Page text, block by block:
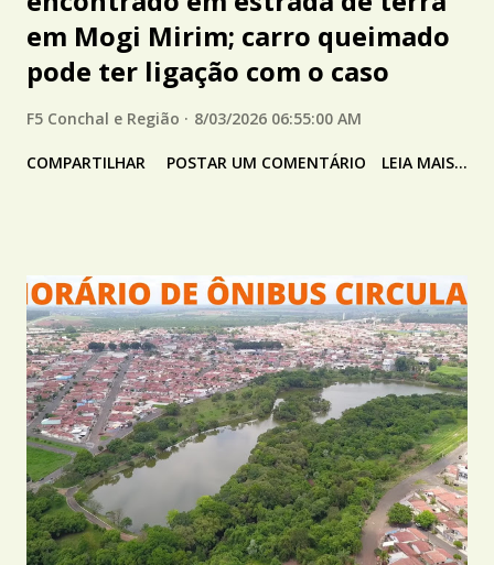
em Mogi Mirim; carro queimado
pode ter ligação com o caso
F5 Conchal e Região 8/03/2026 06:55:00 AM
COMPARTILHAR POSTAR UM COMENTÁRIO LEIA MAIS...